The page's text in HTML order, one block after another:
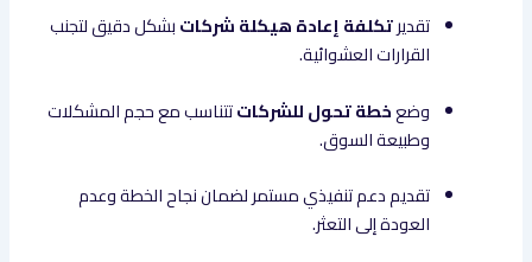
تقديرتكلفة إعادة هيكلة شركاتبشكل دقيق لتجنب
القرارات العشوائية.
وضعخطة تحول للشركاتتتناسب مع حجم المشكلات
وطبيعة السوق.
تقديم دعم تنفيذي مستمر لضمان نجاح الخطة وعدم
العودة إلى التعثر.